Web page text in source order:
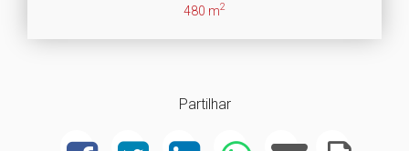
480 m2
Partilhar